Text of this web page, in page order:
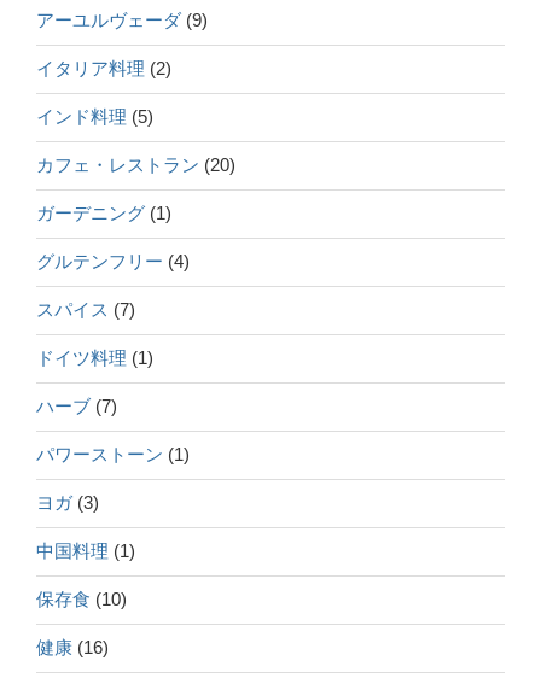
アーユルヴェーダ (9)
イタリア料理 (2)
インド料理 (5)
カフェ・レストラン (20)
ガーデニング (1)
グルテンフリー (4)
スパイス (7)
ドイツ料理 (1)
ハーブ (7)
パワーストーン (1)
ヨガ (3)
中国料理 (1)
保存食 (10)
健康 (16)